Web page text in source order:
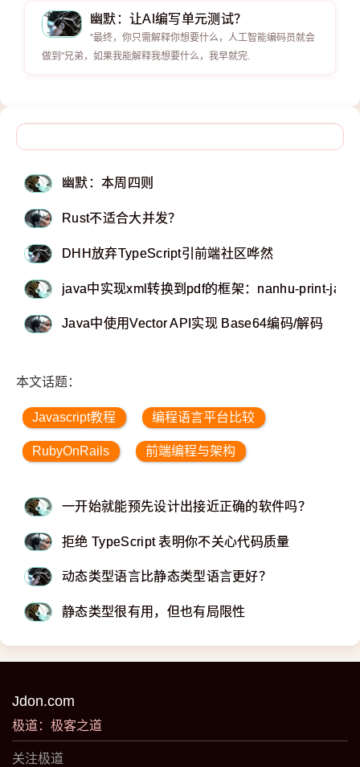
幽默：让AI编写单元测试？
"最终，你只需解释你想要什么，人工智能编码员就会
做到"兄弟，如果我能解释我想要什么，我早就完.
幽默：本周四则
Rust不适合大并发？
DHH放弃TypeScript引前端社区哗然
java中实现xml转换到pdf的框架：nanhu-print-java
Java中使用Vector API实现 Base64编码/解码
本文话题：
Javascript教程 编程语言平台比较
RubyOnRails 前端编程与架构
一开始就能预先设计出接近正确的软件吗？
拒绝 TypeScript 表明你不关心代码质量
动态类型语言比静态类型语言更好？
静态类型很有用，但也有局限性
Jdon.com
极道：极客之道
关注极道